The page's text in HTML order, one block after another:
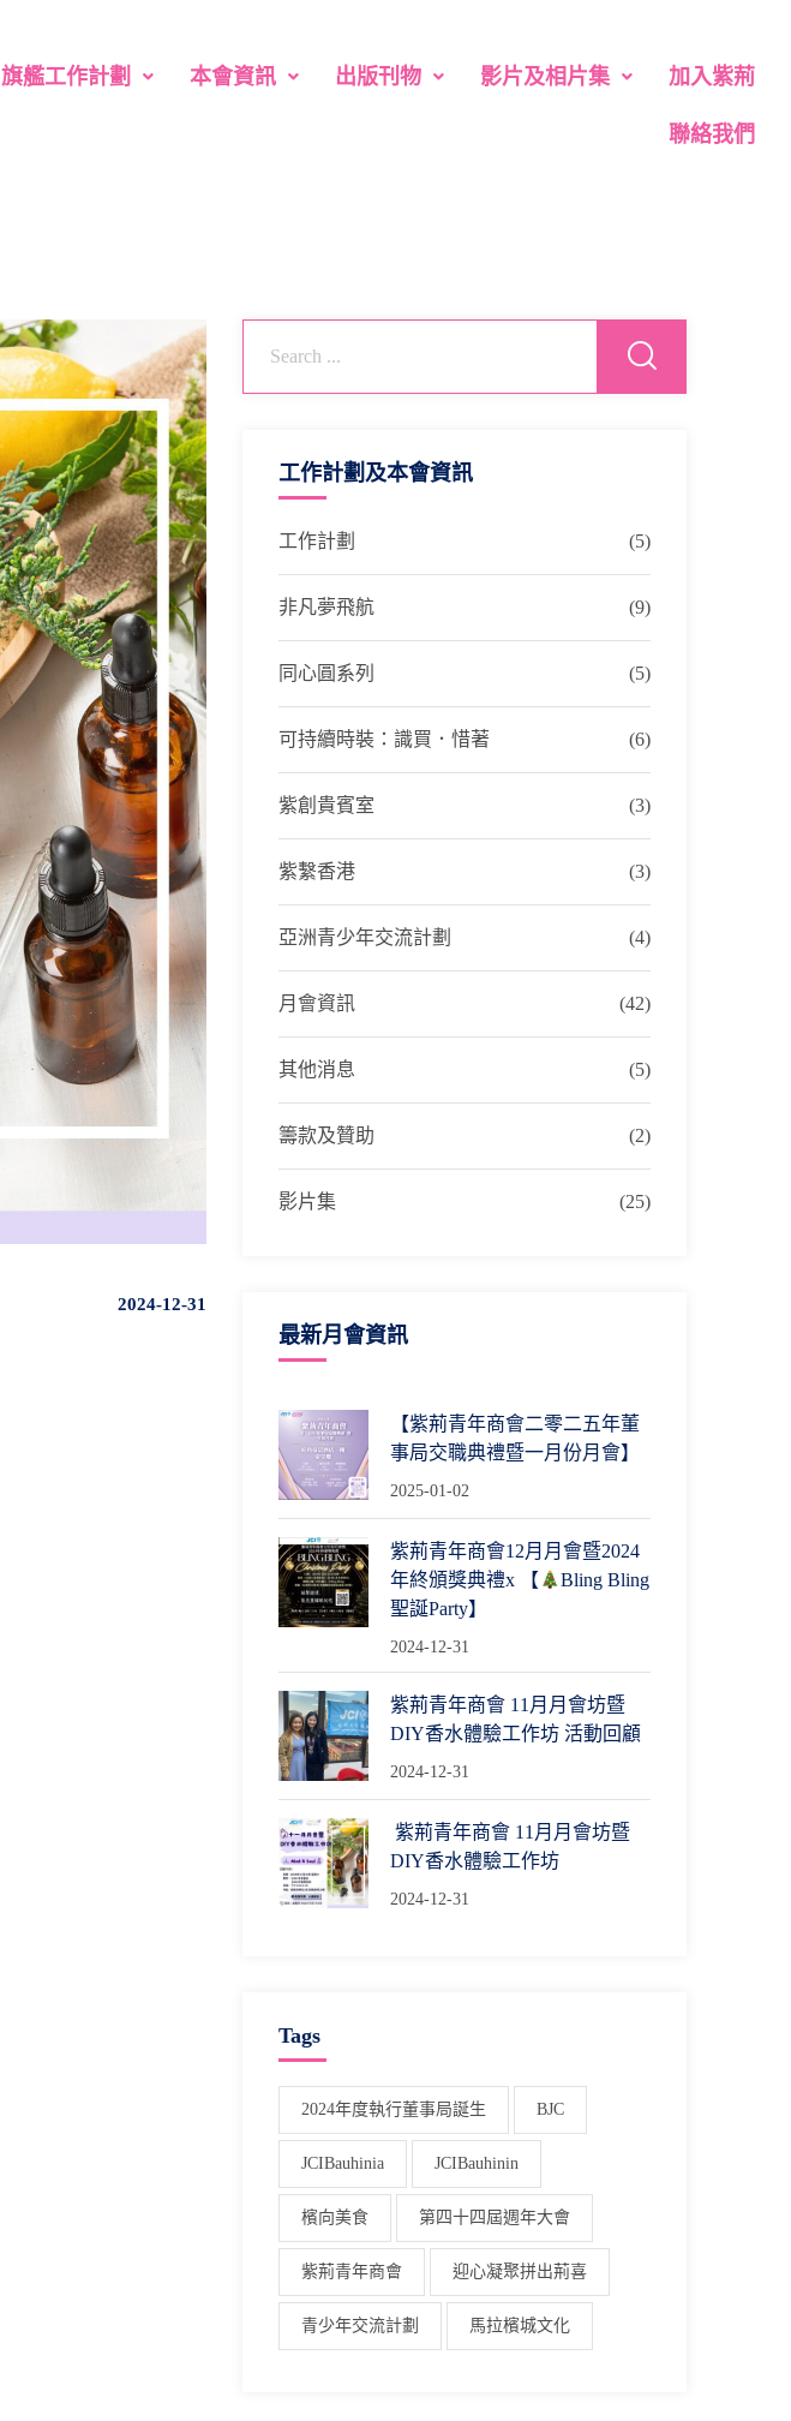
旗艦工作計劃 本會資訊 出版刊物 影片及相片集 加入紫荊
聯絡我們
2024-12-31
工作計劃及本會資訊
工作計劃 (5)
非凡夢飛航 (9)
同心圓系列 (5)
可持續時裝：識買．惜著 (6)
紫創貴賓室 (3)
紫繫香港 (3)
亞洲青少年交流計劃 (4)
月會資訊 (42)
其他消息 (5)
籌款及贊助 (2)
影片集 (25)
最新月會資訊
【紫荊青年商會二零二五年董
事局交職典禮暨一月份月會】
2025-01-02
紫荊青年商會12月月會暨2024
年終頒獎典禮x 【
Bling Bling
聖誕Party】
2024-12-31
紫荊青年商會 11月月會坊暨
DIY香水體驗工作坊 活動回顧
2024-12-31
紫荊青年商會 11月月會坊暨
DIY香水體驗工作坊
2024-12-31
Tags
2024年度執行董事局誕生 BJC
JCIBauhinia JCIBauhinin
檳向美食 第四十四屆週年大會
紫荊青年商會 迎心凝聚拼出荊喜
青少年交流計劃 馬拉檳城文化